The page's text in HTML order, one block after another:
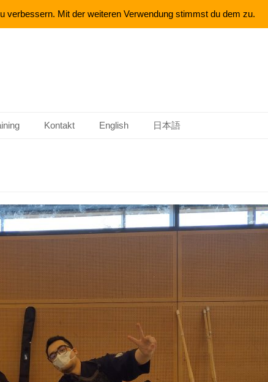
Kontakt English 日本語
Mit der weiteren Verwendung stimmst du dem zu.